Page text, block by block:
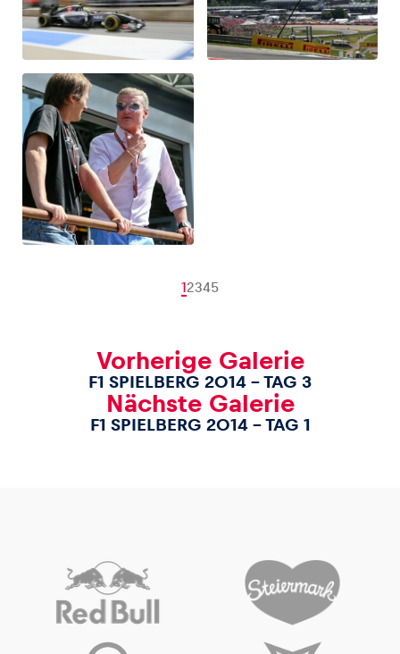
12345
Vorherige Galerie
F1 SPIELBERG 2014 – TAG 3
Nächste Galerie
F1 SPIELBERG 2014 – TAG 1